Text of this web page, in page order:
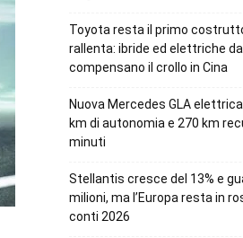
Toyota resta il primo
rallenta: ibride ed elettriche
compensano il crollo in Cina
Nuova Mercedes GLA
km di autonomia e 270 km
minuti
Stellantis cresce del 13% e
milioni, ma l’Europa resta in
conti 2026